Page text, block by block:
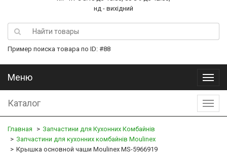
нд - вихідний
Пример поиска товара по ID: #88
Меню
Меню
Каталог
Главная
Запчастини для Кухонних Комбайнів
Запчастини для кухонних комбайнів Moulinex
Крышка основной чаши Moulinex MS-5966919​